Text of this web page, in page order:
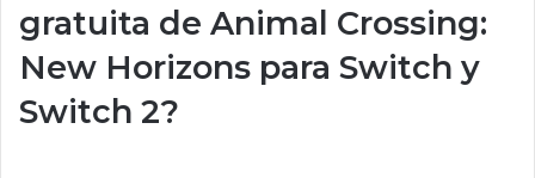
gratuita de Animal Crossing:
New Horizons para Switch y
Switch 2?